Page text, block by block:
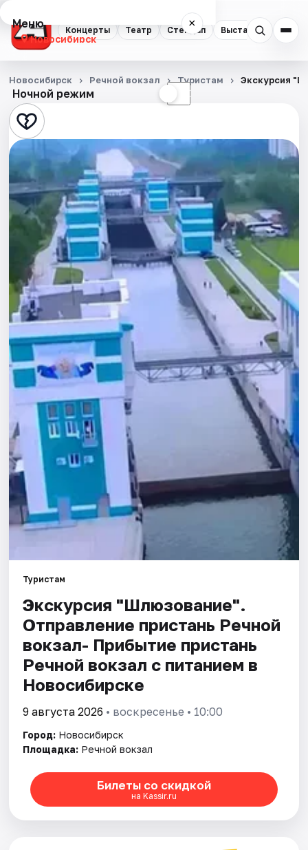
Концерты Театр Стендап Выставки
Меню ×
Новосибирск
Концерты
Театр
Стендап
Выставки
Квесты
Экскурсии
Спорт
События
Города
Площадки
Артисты
Рейтинги
Ночной режим ☾
Новосибирск Речной вокзал Туристам Экскурсия
Туристам
Экскурсия "Шлюзование".
Отправление пристань Речной
вокзал- Прибытие пристань
Речной вокзал с питанием в
Новосибирске
9 августа 2026 • воскресенье • 10:00
Город: Новосибирск
Площадка: Речной вокзал
Билеты со скидкой
на Kassir.ru